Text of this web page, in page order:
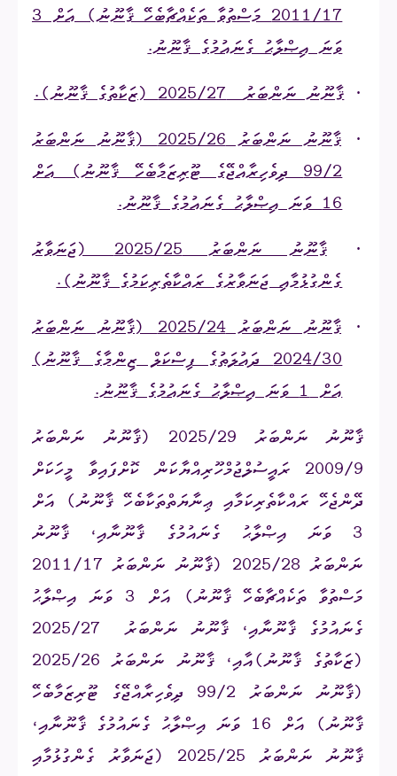
2011/17 މަސްތުވާ ތަކެއްޗާބެހޭ ޤާނޫނު) އަށް 3
ވަނަ އިޞްލާޙު ގެނައުމުގެ ޤާނޫނު.
·ޤާނޫނު ނަންބަރު
2025/27 (ޒަކާތުގެ ޤާނޫނު).
·
ޤާނޫނު ނަންބަރު 2025/26 (ޤާނޫނު ނަންބަރު
99/2 ދިވެހިރާއްޖޭގެ ޓޫރިޒަމާބެހޭ ޤާނޫނު) އަށް
16 ވަނަ އިޞްލާޙު ގެނައުމުގެ ޤާނޫނު.
·
ޤާނޫނު ނަންބަރު 2025/25 (ޖަނަވާރު
ގެންގުޅުމާއި ޖަނަވާރުގެ ރައްކާތެރިކަމުގެ ޤާނޫނު).
·
ޤާނޫނު ނަންބަރު 2025/24 (ޤާނޫނު ނަންބަރު
2024/30 ދައުލަތުގެ ފިސްކަލް ޒިންމާގެ ޤާނޫނު)
އަށް 1 ވަނަ އިޞްލާޙު ގެނައުމުގެ ޤާނޫނު.
ޤާނޫނު ނަންބަރު 2025/29 (ޤާނޫނު ނަންބަރު
2009/9 ރައީސުލްޖުމްހޫރިއްޔާކަން ކޮށްފައިވާ މީހަކަށް
ދޭންޖެހޭ ރައްކާތެރިކަމާއި ޢިނާޔަތްތަކާބެހޭ ޤާނޫނު) އަށް
3 ވަނަ އިޞްލާޙު ގެނައުމުގެ ޤާނޫނާއި، ޤާނޫނު
ނަންބަރު 2025/28 (ޤާނޫނު ނަންބަރު 2011/17
މަސްތުވާ ތަކެއްޗާބެހޭ ޤާނޫނު) އަށް 3 ވަނަ އިޞްލާޙު
ގެނައުމުގެ ޤާނޫނާއި، ޤާނޫނު ނަންބަރު
2025/27
(ޒަކާތުގެ ޤާނޫނު)އާއި، ޤާނޫނު ނަންބަރު 2025/26
(ޤާނޫނު ނަންބަރު 99/2 ދިވެހިރާއްޖޭގެ ޓޫރިޒަމާބެހޭ
ޤާނޫނު) އަށް 16 ވަނަ އިޞްލާޙު ގެނައުމުގެ ޤާނޫނާއި،
ޤާނޫނު ނަންބަރު 2025/25 (ޖަނަވާރު ގެންގުޅުމާއި